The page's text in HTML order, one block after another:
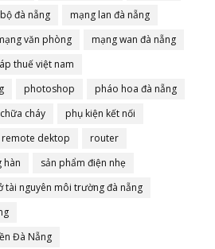
đà nẵng
mạng lan đà nẵng
văn phòng
mạng wan đà nẵng
thuế việt nam
photoshop
pháo hoa đà nẵng
cháy
phụ kiện kết nối
remote dektop
router
hàn
sản phẩm điện nhẹ
tài nguyên môi trường đà nẵng
Đà Nẵng